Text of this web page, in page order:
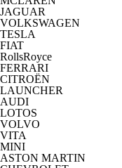
JAGUAR
VOLKSWAGEN
TESLA
FIAT
RollsRoyce
FERRARI
CITROËN
LAUNCHER
AUDI
LOTOS
VOLVO
VITA
MINI
ASTON MARTIN